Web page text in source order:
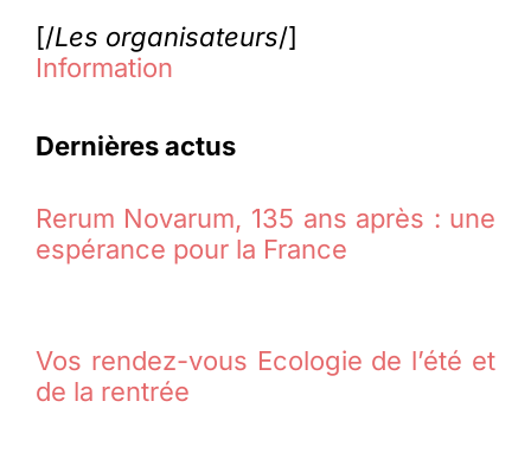
[/Les organisateurs/]
Information
Dernières actus
Rerum Novarum, 135 ans après : une
espérance pour la France
Vos rendez-vous Ecologie de l’été et
de la rentrée